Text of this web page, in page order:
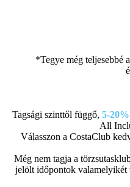
*Tegye még teljesebbé
Tagsági szinttől függő, 5-
All
Válasszon a CostaClub
Még nem tagja a
jelölt időpontok valamelyikét